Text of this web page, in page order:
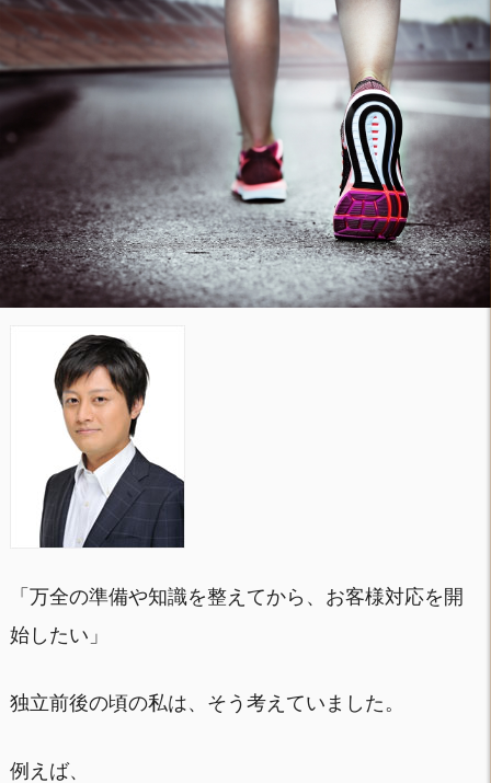
「万全の準備や知識を整えてから、お客様対応を開
始したい」
独立前後の頃の私は、そう考えていました。
例えば、